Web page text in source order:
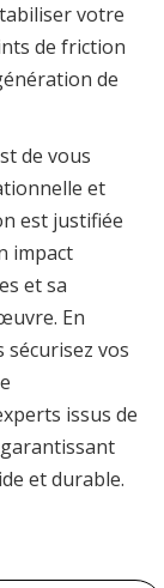
votre
de friction
de
de vous
et
est justifiée
impact
et sa
En
vos
issus de
et durable.